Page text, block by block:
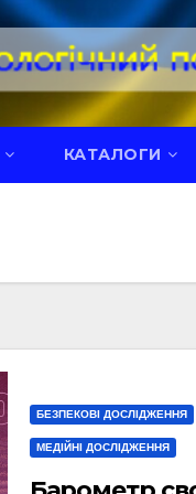
КАТАЛОГИ
БЕЗПЕКОВІ ДОСЛІДЖЕННЯ
МЕДІЙНІ ДОСЛІДЖЕННЯ